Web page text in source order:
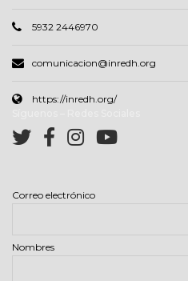
5932 2446970
comunicacion@inredh.org
https://inredh.org/
Correo electrónico
Nombres